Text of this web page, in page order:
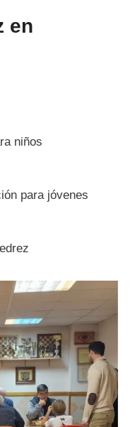
en
niños
para jóvenes